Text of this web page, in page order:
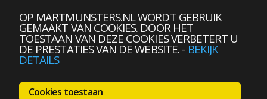
OP MARTMUNSTERS.NL WORDT GEBRUIK
GEMAAKT VAN COOKIES. DOOR HET
TOESTAAN VAN DEZE COOKIES VERBETERT U
DE PRESTATIES VAN DE WEBSITE.- BEKIJK
DETAILS
Cookies toestaan